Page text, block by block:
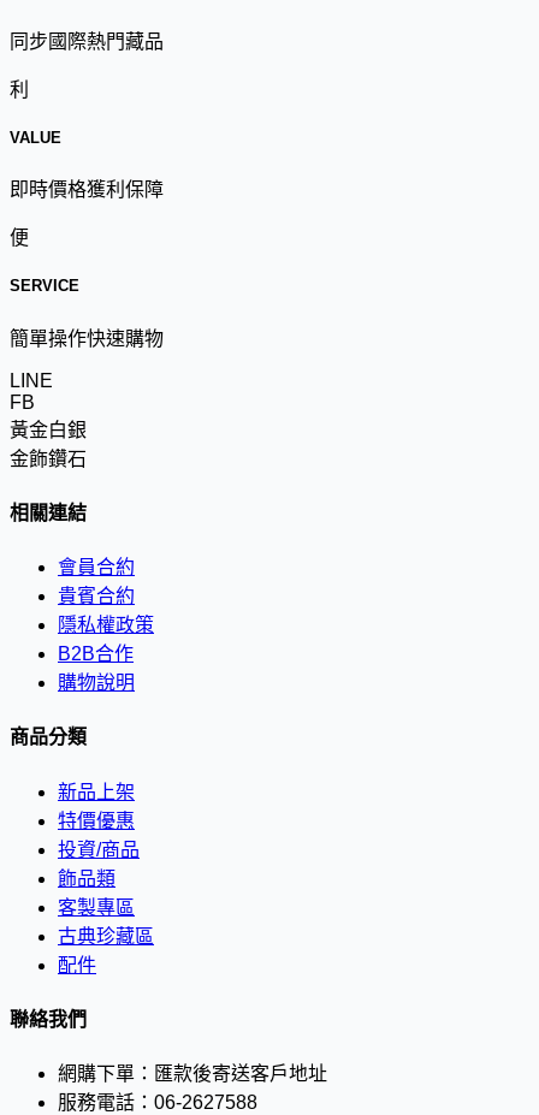
同步國際熱門藏品
利
VALUE
即時價格獲利保障
便
SERVICE
簡單操作快速購物
LINE
FB
黃金白銀
金飾鑽石
相關連結
會員合約
貴賓合約
隱私權政策
B2B合作
購物說明
商品分類
新品上架
特價優惠
投資/商品
飾品類
客製專區
古典珍藏區
配件
聯絡我們
網購下單： 匯款後寄送客戶地址
服務電話： 06-2627588